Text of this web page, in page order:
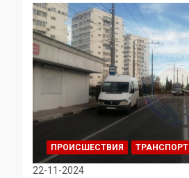
ПРОИСШЕСТВИЯ ТРАНСПОРТ
22-11-2024